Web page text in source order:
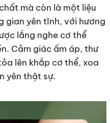
mà còn là một liệu
gian yên tĩnh, với hương
lắng nghe cơ thể
Cảm giác ấm áp, thư
lên khắp cơ thể, xoa
yên thật sự.